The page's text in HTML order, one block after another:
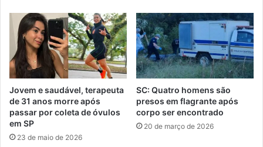
Jovem e saudável, terapeuta
de 31 anos morre após
passar por coleta de óvulos
em SP
23 de maio de 2026
SC: Quatro homens são
presos em flagrante após
corpo ser encontrado
20 de março de 2026